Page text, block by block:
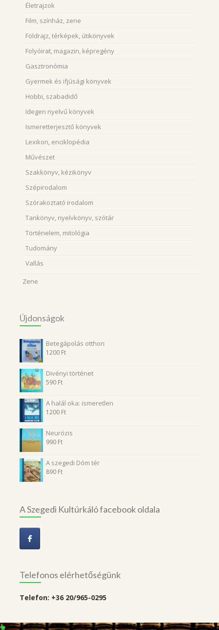
Életrajzok
Film, színház, zene
Földrajz, térképek, útikönyvek
Folyóirat, magazin, képregény
Gasztronómia
Gyermek és ifjúsági könyvek
Hobbi, szabadidő
Idegen nyelvű könyvek
Ismeretterjesztő könyvek
Lexikon, enciklopédia
Művészet
Szakkönyv, kézikönyv
Szépirodalom
Szórakoztató irodalom
Tankönyv, nyelvkönyv, szótár
Történelem, mitológia
Tudomány
Vallás
Zene
Újdonságok
Betegápolás otthon
1200 Ft
Divényi történet
590 Ft
A halál oka: ismeretlen
1200 Ft
Neurózis
990 Ft
A szegedi Dóm tér
890 Ft
A Szegedi Kultúrkáló facebook oldala
Telefonos elérhetőségünk
Telefon: +36 20/965-0295